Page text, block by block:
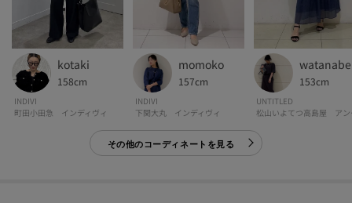
なる場合もございます。
モデル情報：身長170cm B74 W60 H86 着用サイズ：38（M）
kotaki
158cm
INDIVI
町田小田急 インディヴィ
momoko
157cm
INDIVI
下関大丸 インディヴィ
watanabe
153cm
UNTITLED
松
その他のコーディネートを見る